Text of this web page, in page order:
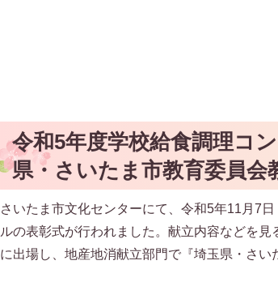
令和5年度学校給食調理コ
県・さいたま市教育委員会
さいたま市文化センターにて、令和5年11月7
ルの表彰式が行われました。献立内容などを見
に出場し、地産地消献立部門で『埼玉県・さい